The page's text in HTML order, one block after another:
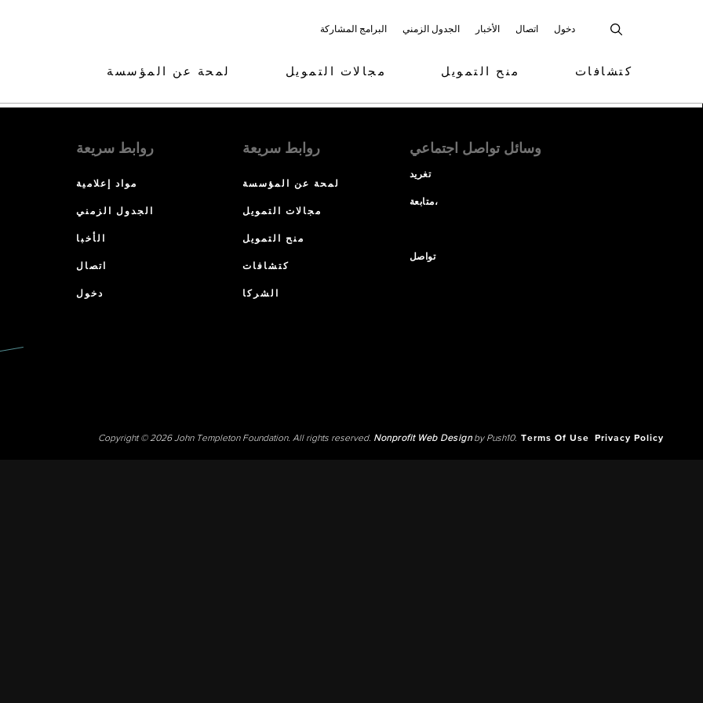
البرامج المشاركة الجدول الزمني الأخبار اتصال دخول
لمحة عن المؤسسة مجالات التمويل منح التمويل كتشافات
روابط سريعة
مواد إعلامية
الجدول الزمني
الأخبا
اتصال
دخول
روابط سريعة
لمحة عن المؤسسة
مجالات التمويل
منح التمويل
كتشافات
الشركا
وسائل تواصل اجتماعي
تغريد
متابعة،
تواصل
Copyright © 2026 John Templeton Foundation. All rights reserved. Nonprofit Web Designby Push10. Terms Of Use Privacy Policy